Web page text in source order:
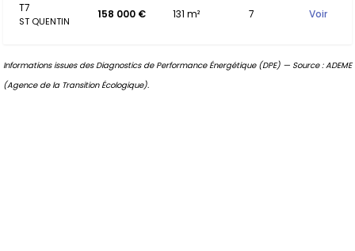
T7
ST QUENTIN
158 000 € 131 m² 7 Voir
Informations issues des Diagnostics de Performance Énergétique (DPE) — Source : ADEME
(Agence de la Transition Écologique).